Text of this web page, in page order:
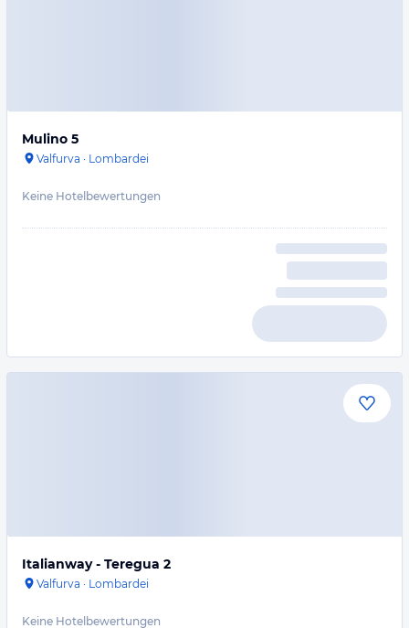
Mulino 5
Valfurva · Lombardei
Keine Hotelbewertungen
Italianway - Teregua 2
Valfurva · Lombardei
Keine Hotelbewertungen